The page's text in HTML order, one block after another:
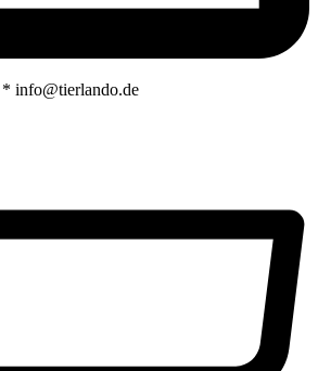
info@tierlando.de